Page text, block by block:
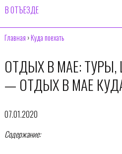
В ОТЪЕЗДЕ
Главная ›Куда поехать
ОТДЫХ В МАЕ:
— ОТДЫХ В МАЕ
07.01.2020
Содержание: